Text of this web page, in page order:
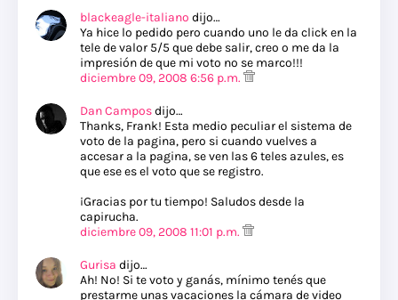
blackeagle-italiano dijo…
Ya hice lo pedido pero cuando uno le da click en la
tele de valor 5/5 que debe salir, creo o me da la
impresión de que mi voto no se marco!!!
diciembre 09, 2008 6:56 p.m.
Dan Camposdijo…
Thanks, Frank! Esta medio peculiar el sistema de
voto de la pagina, pero si cuando vuelves a
accesar a la pagina, se ven las 6 teles azules, es
que ese es el voto que se registro.
¡Gracias por tu tiempo! Saludos desde la
capirucha.
diciembre 09, 2008 11:01 p.m.
Gurisa dijo…
Ah! No! Si te voto y ganás, mínimo tenés que
prestarme unas vacaciones la cámara de video